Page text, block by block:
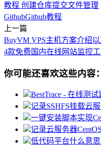
教程 创建仓库提交文件管理
GithubGithub教程
上一篇
BuyVM VPS主机方案介绍
4款免费国内在线网站监控
你可能还喜欢这些内容：
BestTrace - 在线测
记录SSHFS挂载云
一键安装脚本实现
记录云服务器
低代码平台什么意